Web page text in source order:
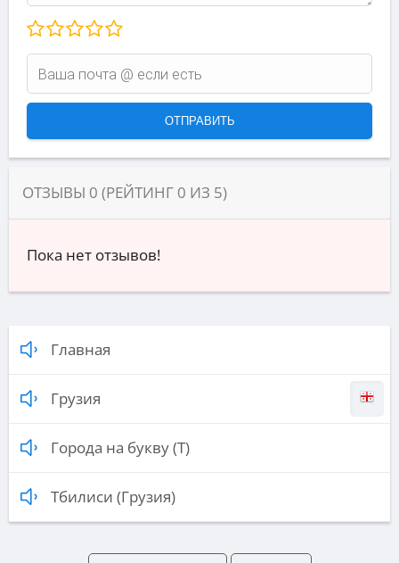
ОТЗЫВЫ 0 (РЕЙТИНГ 0 ИЗ 5)
Пока нет отзывов!
Главная
Грузия
Города на букву (Т)
Тбилиси (Грузия)